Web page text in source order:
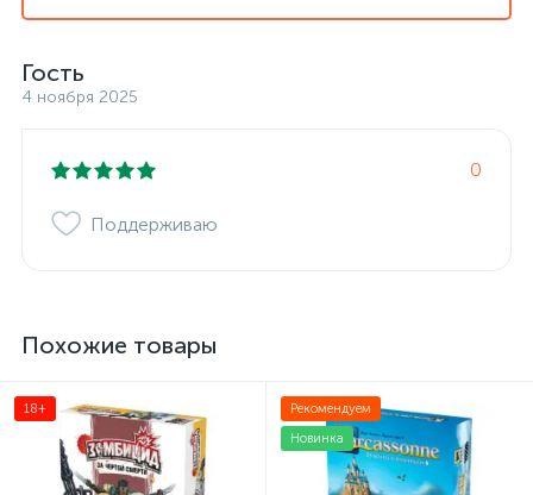
Гость
4 ноября 2025
0
Поддерживаю
Похожие товары
18+
Рекомендуем
Новинка